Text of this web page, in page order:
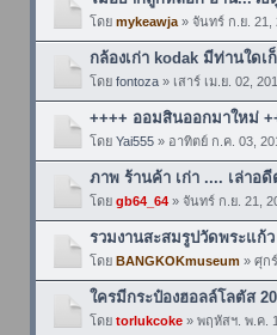
โดย mykeawja» จันทร์ ก.ย. 21,
กล้องเก่า kodak มีท่านใด
โดย fontoza» เสาร์ เม.ย. 02,
++++ ออมสินออกมาใหม่
โดย Yai555» อาทิตย์ ก.ค. 03,
ภาพ ร้านค้า เก่า .... เล่าอดี
โดย gb64_64» จันทร์ ก.ย. 21,
รวมงานสะสมรูปวัดพระแก้
โดย BANGKOKmuseum » ศุก
ใครมีกระป๋องฮอลล์โลตัส
โดย torlukcoke» พฤหัสฯ. พ.ค.